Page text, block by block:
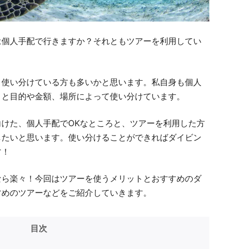
人手配で行きますか？それともツアーを利用してい
い分けている方も多いかと思います。私自身も個人
目的や金額、場所によって使い分けています。
た、個人手配でOKなところと、ツアーを利用した方
いと思います。使い分けることができればダイビン
楽々！今回はツアーを使うメリットとおすすめのダ
のツアーなどをご紹介していきます。
目次